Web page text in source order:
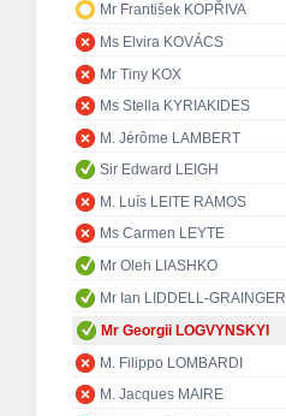
Mr František KOPŘIVA
Ms Elvira KOVÁCS
Mr Tiny KOX
Ms Stella KYRIAKIDES
M. Jérôme LAMBERT
Sir Edward LEIGH
M. Luís LEITE RAMOS
Ms Carmen LEYTE
Mr Oleh LIASHKO
Mr Ian LIDDELL-GRAINGER
Mr Georgii LOGVYNSKYI
M. Filippo LOMBARDI
M. Jacques MAIRE